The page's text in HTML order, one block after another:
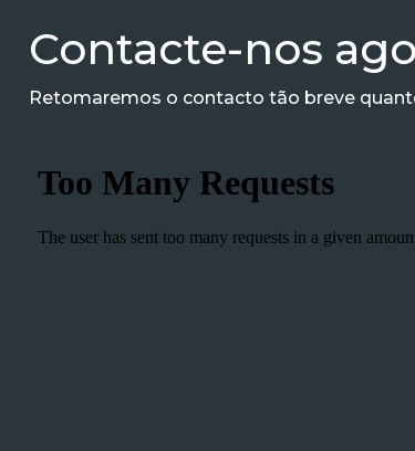
Contacte-nos
Retomaremos o contacto tão breve